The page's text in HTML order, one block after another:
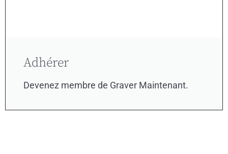
Adhérer
Devenez membre de Graver Maintenant.